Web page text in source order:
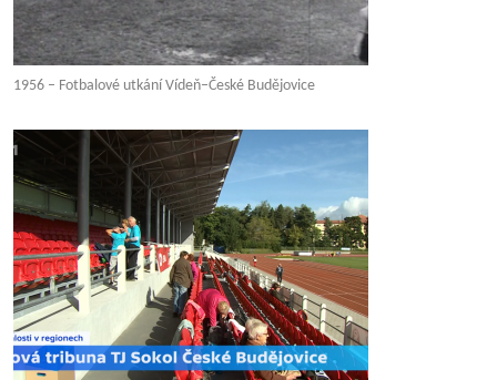
1956 – Fotbalové utkání Vídeň–České Budějovice